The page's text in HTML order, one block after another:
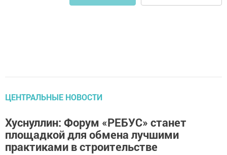
ЦЕНТРАЛЬНЫЕ НОВОСТИ
Хуснуллин: Форум «РЕБУС» станет
площадкой для обмена лучшими
практиками в строительстве